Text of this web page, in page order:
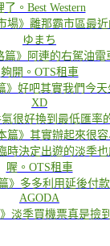
了。Best Western​​​​​​​
場》離那霸市區最
ゆまち
篇》阿連的右駕油
夠開。OTS租車​​​​​​​
》好吧其實我們今
XD​​​​​​​
很好換到最低匯率
篇》其實辦起來很
時決定出遊的淡季
喔。OTS租車
》多多利用延後付
AGODA
淡季買機票真是撿